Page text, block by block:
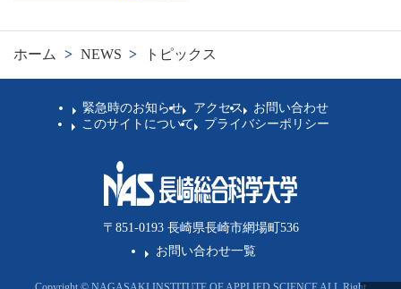
ホーム > NEWS > トピックス
緊急時のお知らせ アクセス
お問い合わせ
このサイトについて
プライバシーポリシー
〒851-0193 長崎県長崎市網場町536
お問い合わせ一覧